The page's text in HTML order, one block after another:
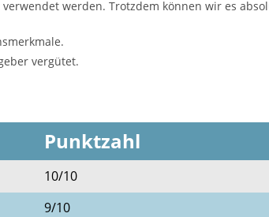
werden. Trotzdem können wir es
vergütet.
Punktzahl
10/10
9/10